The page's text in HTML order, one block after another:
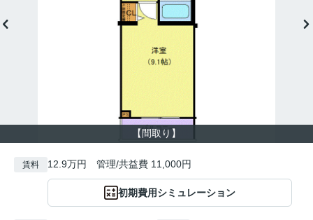
【間取り】
賃料 12.9万円 管理/共益費 11,000円
初期費用シミュレーション